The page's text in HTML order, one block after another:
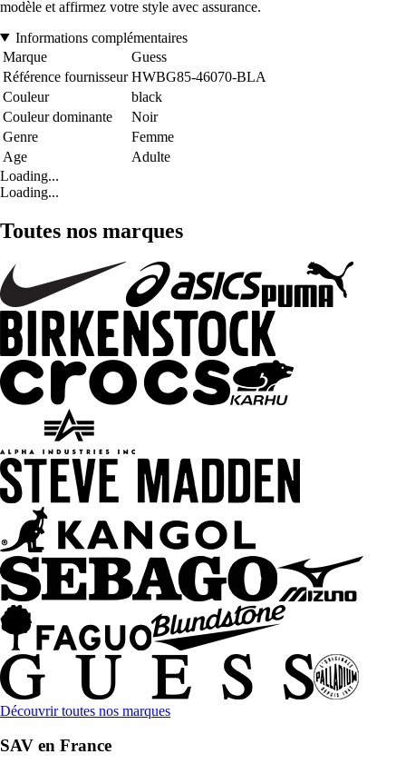
modèle et affirmez votre style avec assurance.
Informations complémentaires
Marque
Guess
Référence fournisseur HWBG85-46070-BLA
Couleur
black
Couleur dominante
Noir
Genre
Femme
Age
Adulte
Loading...
Loading...
Toutes nos marques
Découvrir toutes nos marques
SAV en France